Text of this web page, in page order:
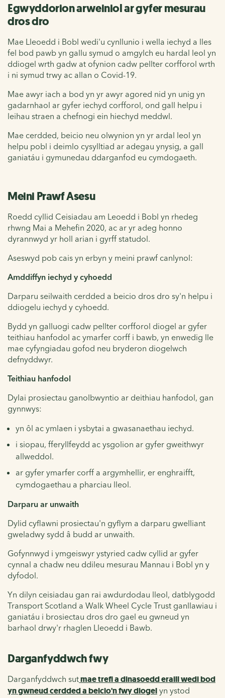
Egwyddorion arweiniol ar gyfer mesurau
dros dro
Mae Lleoedd i Bobl wedi'u cynllunio i wella iechyd a lles
fel bod pawb yn gallu symud o amgylch eu hardal leol yn
ddiogel wrth gadw at ofynion cadw pellter corfforol wrth
i ni symud trwy ac allan o Covid-19.
Mae awyr iach a bod yn yr awyr agored nid yn unig yn
gadarnhaol ar gyfer iechyd corfforol, ond gall helpu i
leihau straen a chefnogi ein hiechyd meddwl.
Mae cerdded, beicio neu olwynion yn yr ardal leol yn
helpu pobl i deimlo cysylltiad ar adegau ynysig, a gall
ganiatáu i gymunedau ddarganfod eu cymdogaeth.
Meini Prawf Asesu
Roedd cyllid Ceisiadau am Leoedd i Bobl yn rhedeg
rhwng Mai a Mehefin 2020, ac ar yr adeg honno
dyrannwyd yr holl arian i gyrff statudol.
Aseswyd pob cais yn erbyn y meini prawf canlynol:
Amddiffyn iechyd y cyhoedd
Darparu seilwaith cerdded a beicio dros dro sy'n helpu i
ddiogelu iechyd y cyhoedd.
Bydd yn galluogi cadw pellter corfforol diogel ar gyfer
teithiau hanfodol ac ymarfer corff i bawb, yn enwedig lle
mae cyfyngiadau gofod neu bryderon diogelwch
defnyddwyr.
Teithiau hanfodol
Dylai prosiectau ganolbwyntio ar deithiau hanfodol, gan
gynnwys:
yn ôl ac ymlaen i ysbytai a gwasanaethau iechyd.
i siopau, fferyllfeydd ac ysgolion ar gyfer gweithwyr
allweddol.
ar gyfer ymarfer corff a argymhellir, er enghraifft,
cymdogaethau a pharciau lleol.
Darparu ar unwaith
Dylid cyflawni prosiectau'n gyflym a darparu gwelliant
gweladwy sydd â budd ar unwaith.
Gofynnwyd i ymgeiswyr ystyried cadw cyllid ar gyfer
cynnal a chadw neu ddileu mesurau Mannau i Bobl yn y
dyfodol.
Yn dilyn ceisiadau gan rai awdurdodau lleol, datblygodd
Transport Scotland a Walk Wheel Cycle Trust ganllawiau i
ganiatáu i brosiectau dros dro gael eu gwneud yn
barhaol drwy'r rhaglen Lleoedd i Bawb.
Darganfyddwch fwy
Darganfyddwch sutmae trefi a dinasoedd eraill wedi bod
yn gwneud cerdded a beicio'n fwy diogel yn ystod